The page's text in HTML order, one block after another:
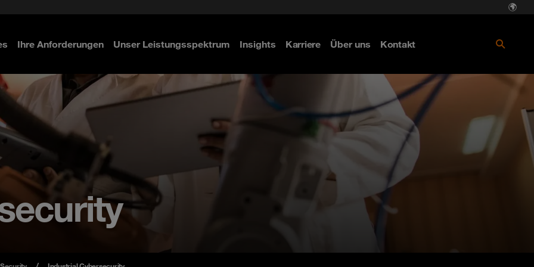
Ihre Anforderungen
Access Management
Unser Leistungsspektrum Insights Karriere Über uns Kontakt